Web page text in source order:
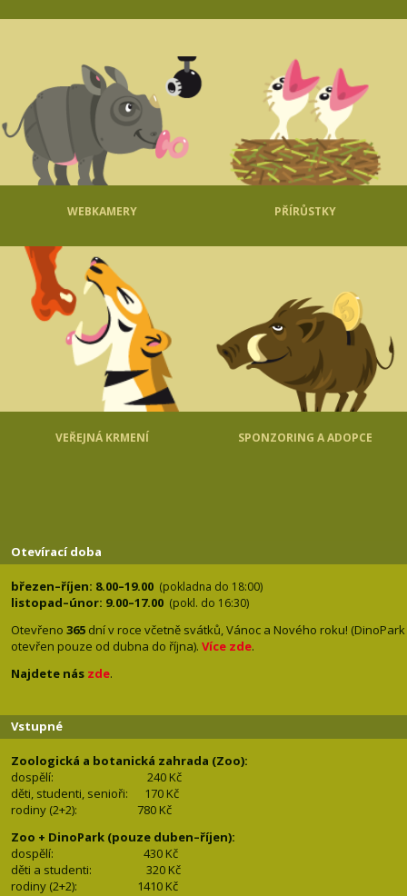
WEBKAMERY PŘÍRŮSTKY
VEŘEJNÁ KRMENÍ SPONZORING A ADOPCE
Otevírací doba
březen–říjen: 8.00–19.00 (pokladna do 18:00)
listopad–únor: 9.00–17.00 (pokl. do 16:30)
Otevřeno 365 dní v roce včetně svátků, Vánoc a Nového roku! (DinoPark
otevřen pouze od dubna do října). Více zde.
Najdete nás zde.
Vstupné
Zoologická a botanická zahrada (Zoo):
dospělí:
240 Kč
děti, studenti, senioři: 170 Kč
rodiny (2+2): 780 Kč
Zoo + DinoPark (pouze duben–říjen):
dospělí: 430 Kč
děti a studenti: 320 Kč
rodiny (2+2): 1410 Kč